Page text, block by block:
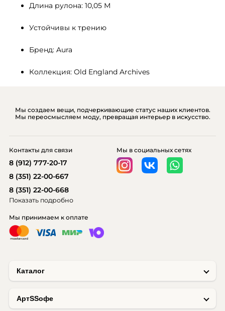
Длина рулона: 10,05 М
Устойчивы к трению
Бренд: Aura
Коллекция: Old England Archives
Мы создаем вещи, подчеркивающие статус наших клиентов.
Мы переосмысляем моду, превращая интерьер в искусство.
Каталог
AртSSофе
Мы принимаем к оплате
Мы в социальных сетях
Контакты для связи
8 (912) 777-20-17
8 (351) 22-00-667
8 (351) 22-00-668
Показать подробно